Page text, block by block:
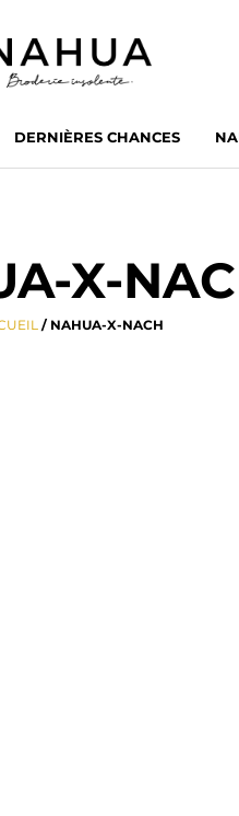
DERNIÈRES CHANCES
X-
/ NAHUA-X-NACH